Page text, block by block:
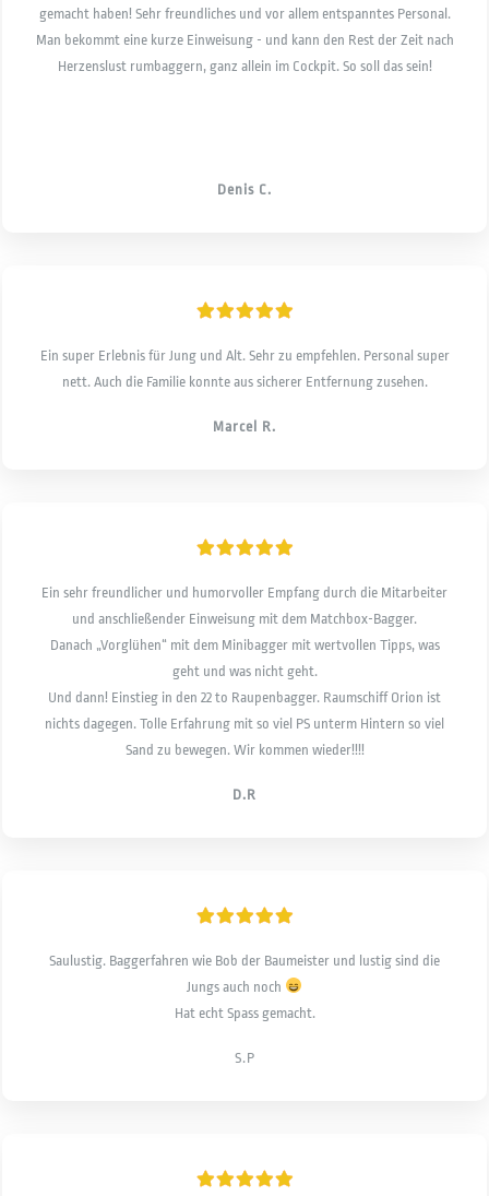
gemacht haben! Sehr freundliches und vor allem entspanntes Personal.
Man bekommt eine kurze Einweisung - und kann den Rest der Zeit nach
Herzenslust rumbaggern, ganz allein im Cockpit. So soll das sein!
Denis C.
Ein super Erlebnis für Jung und Alt. Sehr zu empfehlen. Personal super
nett. Auch die Familie konnte aus sicherer Entfernung zusehen.
Marcel R.
Ein sehr freundlicher und humorvoller Empfang durch die Mitarbeiter
und anschließender Einweisung mit dem Matchbox-Bagger.
Danach „Vorglühen“ mit dem Minibagger mit wertvollen Tipps, was
geht und was nicht geht.
Und dann! Einstieg in den 22 to Raupenbagger. Raumschiff Orion ist
nichts dagegen. Tolle Erfahrung mit so viel PS unterm Hintern so viel
Sand zu bewegen. Wir kommen wieder!!!!
D.R
Saulustig. Baggerfahren wie Bob der Baumeister und lustig sind die
Jungs auch noch
Hat echt Spass gemacht.
S.P